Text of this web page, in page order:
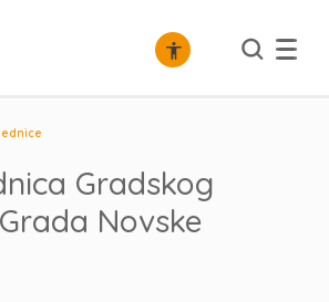
Gradskog
Novske